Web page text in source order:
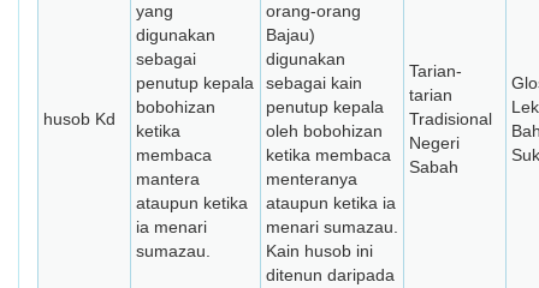
husob Kd
yang
digunakan
sebagai
penutup kepala
bobohizan
ketika
membaca
mantera
ataupun ketika
ia menari
sumazau.
orang-orang
Bajau)
digunakan
sebagai kain
penutup kepala
oleh bobohizan
ketika membaca
menteranya
ataupun ketika ia
menari sumazau.
Kain husob ini
ditenun daripada
Tarian-
tarian
Tradisional
Negeri
Sabah